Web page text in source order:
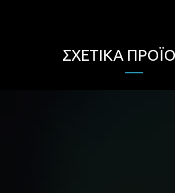
ΣΧΕΤΙΚΆ